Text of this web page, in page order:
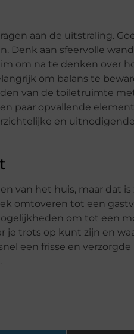
aan de uitstraling.
Denk aan sfeervolle
om na te denken over
om balans te
van de toiletruimte
paar opvallende
en uitnodigende
van het huis, maar dat is
omtoveren tot een
om tot een
je trots op kunt zijn en
een frisse en verzorgde